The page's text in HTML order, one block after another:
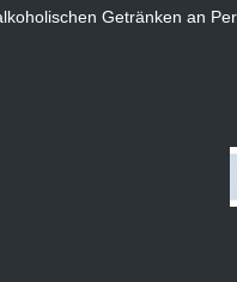
Getränken an